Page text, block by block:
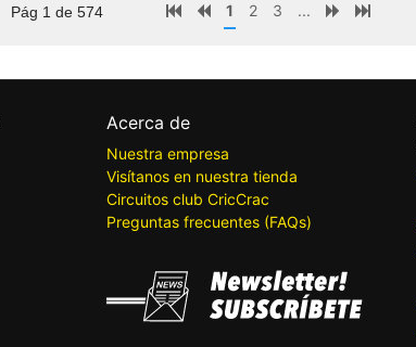
Pág 1 de 574 1 2 3 ...
Acerca de
Nuestra empresa
Visítanos en nuestra tienda
Circuitos club CricCrac
Preguntas frecuentes (FAQs)